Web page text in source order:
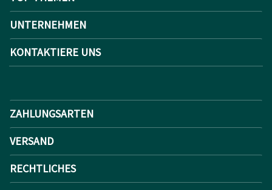
UNTERNEHMEN
KONTAKTIERE UNS
ZAHLUNGSARTEN
VERSAND
RECHTLICHES